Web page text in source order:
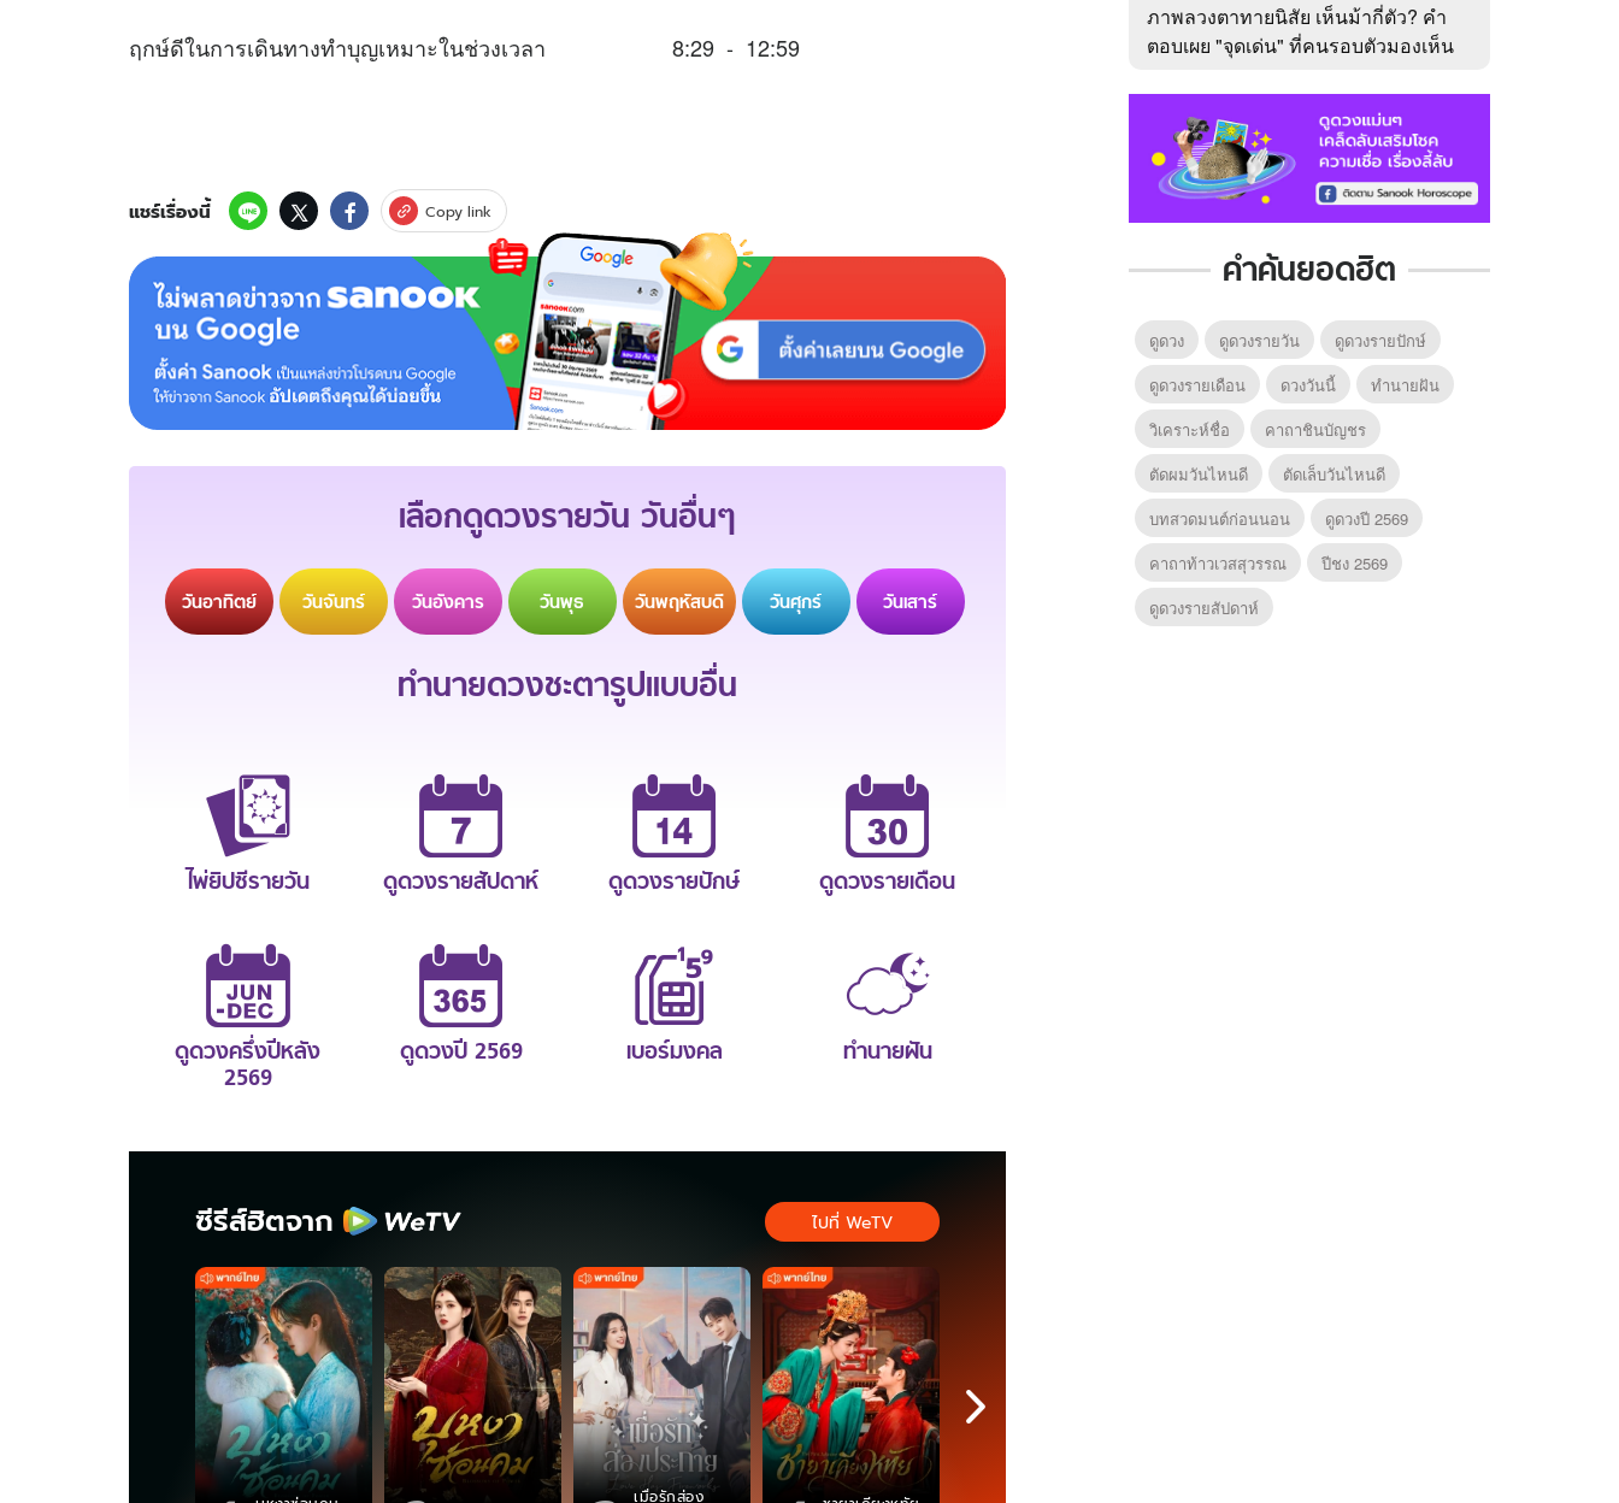
ฤกษ์ดีในการเดินทางทำบุญเหมาะในช่วงเวลา 8:29 - 12:59
แชร์เรื่องนี้ Copy link
เลือกดูดวงรายวัน วันอื่นๆ
วันอาทิตย์ วันจันทร์ วันอังคาร วันพุธ วันพฤหัสบดี วันศุกร์ วันเสาร์
ทำนายดวงชะตารูปแบบอื่น
ไพ่ยิปซีรายวัน ดูดวงรายสัปดาห์ ดูดวงรายปักษ์ ดูดวงรายเดือน
ดูดวงครึ่งปีหลัง
2569
ดูดวงปี 2569 เบอร์มงคล ทำนายฝัน
ซีรีส์ฮิตจาก
เมื่อรักส่อง
ไปที่ WeTV
ภาพลวงตาทายนิสัย เห็นม้ากี่ตัว? คำ
ตอบเผย "จุดเด่น" ที่คนรอบตัวมองเห็น
คำค้นยอดฮิต
ดูดวง ดูดวงรายวัน
ดูดวงรายปักษ์
ดูดวงรายเดือน
ดวงวันนี้
ทํานายฝัน
วิเคราะห์ชื่อ
คาถาชินบัญชร
ตัดผมวันไหนดี
ตัดเล็บวันไหนดี
บทสวดมนต์ก่อนนอน
ดูดวงปี 2569
คาถาท้าวเวสสุวรรณ
ปีชง 2569
ดูดวงรายสัปดาห์